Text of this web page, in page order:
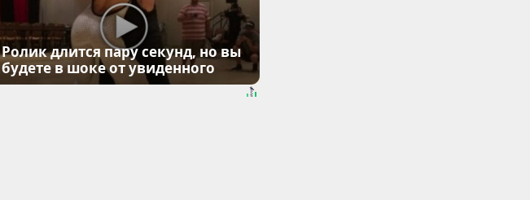
Ролик длится пару секунд, но вы
будете в шоке от увиденного